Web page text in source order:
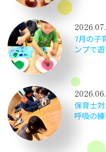
7月の子
ンプで
保育士
呼吸の
もって